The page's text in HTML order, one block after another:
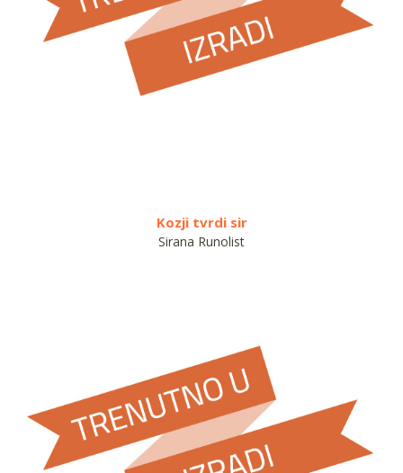
Kozji tvrdi sir
Sirana Runolist